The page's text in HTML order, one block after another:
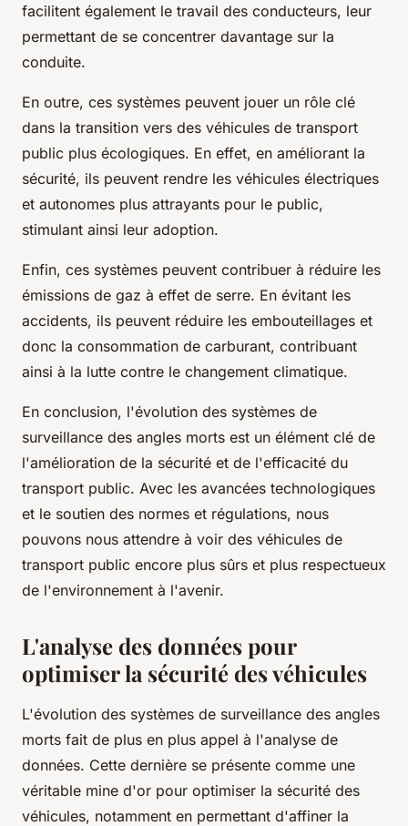
facilitent également le travail des conducteurs, leur
permettant de se concentrer davantage sur la
conduite.
En outre, ces systèmes peuvent jouer un rôle clé
dans la transition vers des véhicules de transport
public plus écologiques. En effet, en améliorant la
sécurité, ils peuvent rendre les véhicules électriques
et autonomes plus attrayants pour le public,
stimulant ainsi leur adoption.
Enfin, ces systèmes peuvent contribuer à réduire les
émissions de gaz à effet de serre. En évitant les
accidents, ils peuvent réduire les embouteillages et
donc la consommation de carburant, contribuant
ainsi à la lutte contre le changement climatique.
En conclusion, l'évolution des systèmes de
surveillance des angles morts est un élément clé de
l'amélioration de la sécurité et de l'efficacité du
transport public. Avec les avancées technologiques
et le soutien des normes et régulations, nous
pouvons nous attendre à voir des véhicules de
transport public encore plus sûrs et plus respectueux
de l'environnement à l'avenir.
L'analyse des données pour
optimiser la sécurité des véhicules
L'évolution des systèmes de surveillance des angles
morts fait de plus en plus appel à l'analyse de
données. Cette dernière se présente comme une
véritable mine d'or pour optimiser la sécurité des
véhicules, notamment en permettant d'affiner la